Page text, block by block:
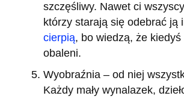
szczęśliwy. Nawet ci
którzy starają się odebrać ją
cierpią, bo wiedzą, że kiedyś
obaleni.
Wyobraźnia – od niej
Każdy mały wynalazek,